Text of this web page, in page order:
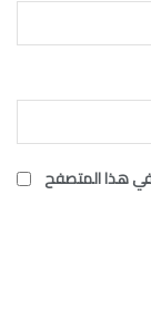
في هذا المتصفح